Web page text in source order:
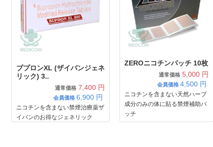
ブプロンXL (ザイバンジェネ
リック) 3..
通常価格 7,400 円
会員価格 6,900 円
ニコチンを含まない禁煙治療薬ザ
イバンのお得なジェネリック
ZEROニコチンパッチ 10枚
通常価格 5,000 円
会員価格 4,500 円
ニコチンを含まない天然ハーブ
成分のみの体に貼る禁煙補助パ
ッチ